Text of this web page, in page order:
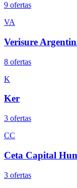
9 ofertas
VA
Verisure
8 ofertas
K
Ker
3 ofertas
CC
Ceta Capital
3 ofertas